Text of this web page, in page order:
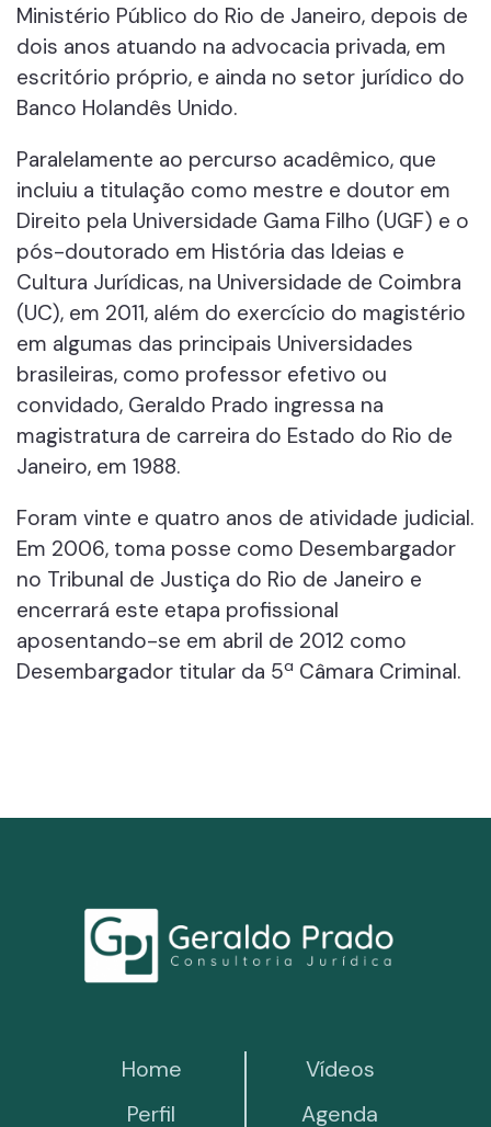
Ministério Público do Rio de Janeiro, depois de
dois anos atuando na advocacia privada, em
escritório próprio, e ainda no setor jurídico do
Banco Holandês Unido.
Paralelamente ao percurso acadêmico, que
incluiu a titulação como mestre e doutor em
Direito pela Universidade Gama Filho (UGF) e o
pós-doutorado em História das Ideias e
Cultura Jurídicas, na Universidade de Coimbra
(UC), em 2011, além do exercício do magistério
em algumas das principais Universidades
brasileiras, como professor efetivo ou
convidado, Geraldo Prado ingressa na
magistratura de carreira do Estado do Rio de
Janeiro, em 1988.
Foram vinte e quatro anos de atividade judicial.
Em 2006, toma posse como Desembargador
no Tribunal de Justiça do Rio de Janeiro e
encerrará este etapa profissional
aposentando-se em abril de 2012 como
Desembargador titular da 5ª Câmara Criminal.
Home
Perfil
Vídeos
Agenda